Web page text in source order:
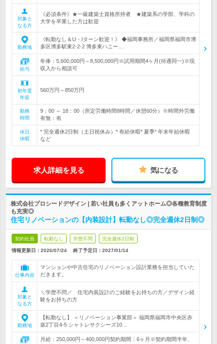
対象と
なる方
《必須条件》★一級建築士資格所持者 ★建築系の学部、学科の
大学を卒業した方は歓迎
勤務地
《転勤なし＆U・Iターン歓迎！》 ◆福岡事務所／福岡県福岡市博
多区博多駅東2-2-2 博多東ハニー…
給与
年俸：5,600,000円～8,500,000円※試用期間4ヶ月(待遇同一)※現
収入から相談可
初年度
年収
560万円～850万円
勤務
時間
9：00 ～ 18：00（所定労働時間8時間／休憩60分）※時間外労働
有無：有
休日
休暇
* 完全週休2日制（土日祝休み）* 有給休暇* 夏季* 年末年始休暇
など
求人詳細を見る 気になる
株式会社プロシードデザイン | 若い社員も多くアットホーム◎各種教育制度
も充実◎
住宅リノベーションの【内装設計】転勤なし◎完全週休2日制◎
契約社員 転勤なし 学歴不問 完全週休2日制
情報更新日：2026/07/24 終了予定日： 2027/01/14
仕事内容
マンションや中古住宅のリノベーション設計業務を担当していた
だきます。
対象と
なる方
＼学歴不問／ 住宅内装設計のご経験をお持ちの方／デザイン経
験をお持ちの方
勤務地
【転勤なし】 ＜リノベーション事業部＞ 福岡県福岡市中央区赤
坂2丁目4‐5 シャトレサクシーズ10…
月給：250,000円～400,000円契約期間：6ヶ月※契約期間半年、